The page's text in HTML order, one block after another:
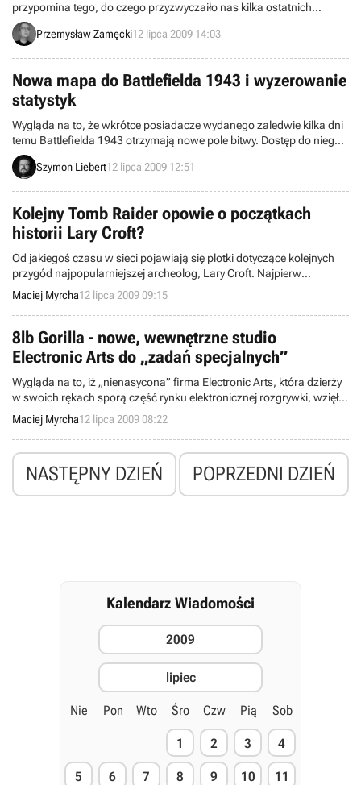
przypomina tego, do czego przyzwyczaiło nas kilka ostatnich
upalnych lipców. Z drugiej strony to świetna okazja, aby usiąść
przed komputerem lub konsolą i nadrobić kilka zaległości. No i
przypomnieć Wam
Przemysław Zamęcki12 lipca 2009 14:03
Nowa mapa do Battlefielda 1943 i wyzerowanie
statystyk
Wygląda na to, że wkrótce posiadacze wydanego zaledwie kilka dni
temu Battlefielda 1943 otrzymają nowe pole bitwy. Dostęp do niego
zostanie odblokowany w dość specyficzny sposób. Mapa nazwana
Coral Sea pojawi się gdy w wirtualnych potyczkach na PlayStation 3
Szymon Liebert12 lipca 2009 12:51
Kolejny Tomb Raider opowie o początkach
historii Lary Croft?
Od jakiegoś czasu w sieci pojawiają się plotki dotyczące kolejnych
przygód najpopularniejszej archeolog, Lary Croft. Najpierw
dowiedzieliśmy się, iż Toby Gard, „ojciec” Lary oraz marki Tomb
Raider stanął na czele ekipy przygotowującej nowy projekt studia
Crystal Dynamics, prawdopodobnie kolejną część serii.
Maciej Myrcha12 lipca 2009 09:15
8lb Gorilla - nowe, wewnętrzne studio
Electronic Arts do „zadań specjalnych”
Wygląda na to, iż „nienasycona” firma Electronic Arts, która dzierży
w swoich rękach sporą część rynku elektronicznej rozgrywki, wzięła
na celownik kolejnych klientów. Mowa o posiadaczach iPhone’ów,
ale nie tych zainteresowanych takimi hitami jak The Sims 3, Need For
Speed Undercover czy Tiger Woods PGA Tour a niskobudżetowymi,
nieskomplikowanymi grami.
Maciej Myrcha12 lipca 2009 08:22
NASTĘPNY DZIEŃ POPRZEDNI DZIEŃ
Kalendarz Wiadomości
2009
lipiec
Nie Pon Wto Śro Czw Pią Sob
1 2 3 4
5 6 7 8 9 10 11